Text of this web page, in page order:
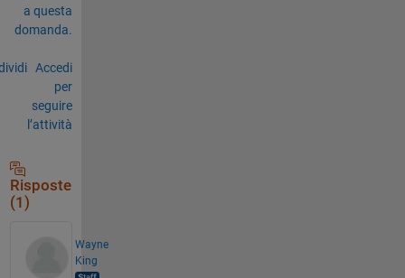
a questa
domanda.
Accedi
per
seguire
l’attività
Risposte
(1)
Wayne
King